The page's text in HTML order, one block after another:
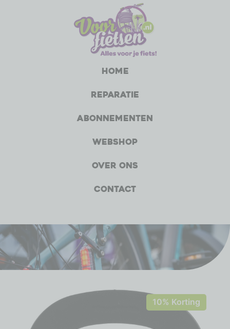
Home
Reparatie
Abonnementen
Webshop
Over ons
Contact
10% Korting